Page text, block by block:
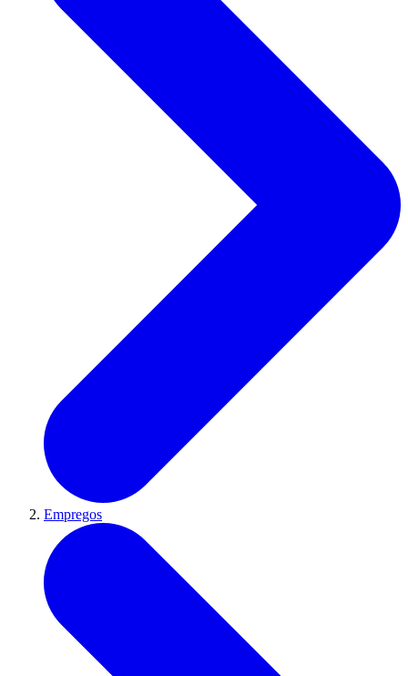
Empregos